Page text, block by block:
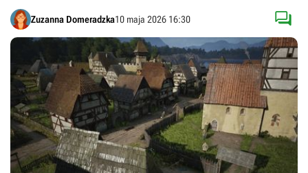
Zuzanna Domeradzka10 maja 2026 16:30 